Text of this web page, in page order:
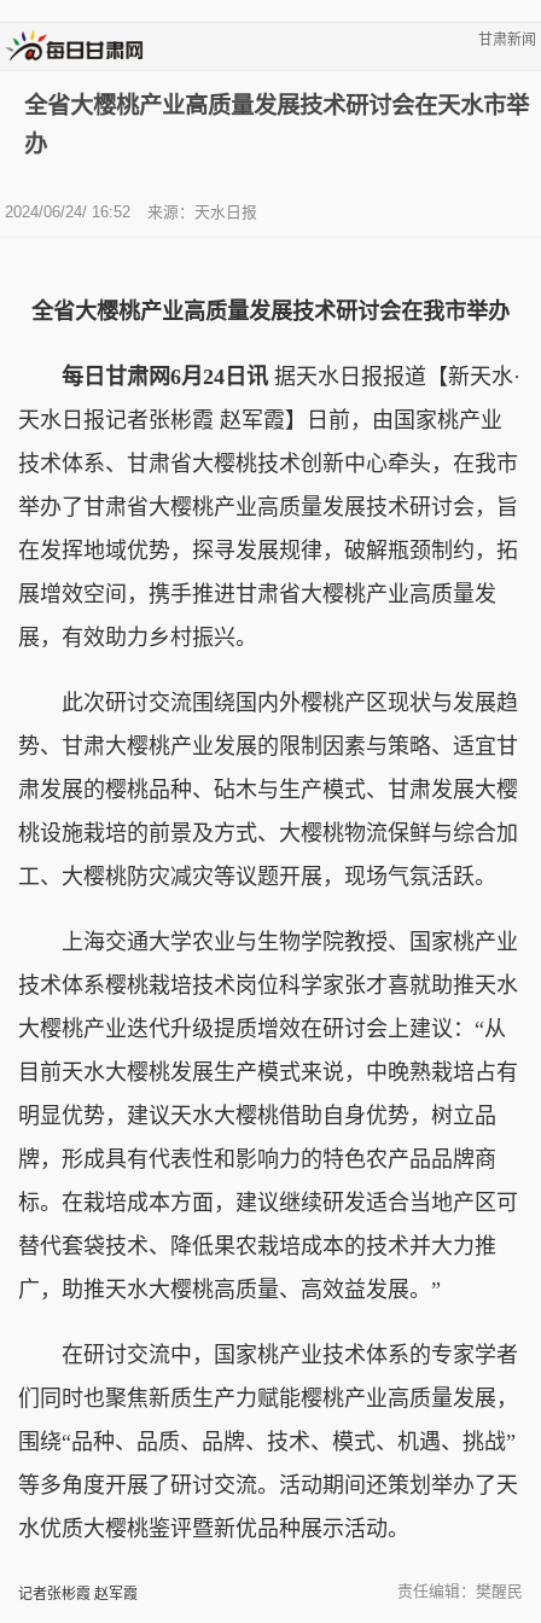
甘肃新闻
全省大樱桃产业高质量发展技术研讨会在天水市举
办
2024/06/24/ 16:52 来源：天水日报
全省大樱桃产业高质量发展技术研讨会在我市举办
每日甘肃网6月24日讯 据天水日报报道【新天水·
天水日报记者张彬霞 赵军霞】日前，由国家桃产业
技术体系、甘肃省大樱桃技术创新中心牵头，在我市
举办了甘肃省大樱桃产业高质量发展技术研讨会，旨
在发挥地域优势，探寻发展规律，破解瓶颈制约，拓
展增效空间，携手推进甘肃省大樱桃产业高质量发
展，有效助力乡村振兴。
此次研讨交流围绕国内外樱桃产区现状与发展趋
势、甘肃大樱桃产业发展的限制因素与策略、适宜甘
肃发展的樱桃品种、砧木与生产模式、甘肃发展大樱
桃设施栽培的前景及方式、大樱桃物流保鲜与综合加
工、大樱桃防灾减灾等议题开展，现场气氛活跃。
上海交通大学农业与生物学院教授、国家桃产业
技术体系樱桃栽培技术岗位科学家张才喜就助推天水
大樱桃产业迭代升级提质增效在研讨会上建议：“从
目前天水大樱桃发展生产模式来说，中晚熟栽培占有
明显优势，建议天水大樱桃借助自身优势，树立品
牌，形成具有代表性和影响力的特色农产品品牌商
标。在栽培成本方面，建议继续研发适合当地产区可
替代套袋技术、降低果农栽培成本的技术并大力推
广，助推天水大樱桃高质量、高效益发展。”
在研讨交流中，国家桃产业技术体系的专家学者
们同时也聚焦新质生产力赋能樱桃产业高质量发展，
围绕“品种、品质、品牌、技术、模式、机遇、挑战”
等多角度开展了研讨交流。活动期间还策划举办了天
水优质大樱桃鉴评暨新优品种展示活动。
记者张彬霞 赵军霞 责任编辑：樊醒民